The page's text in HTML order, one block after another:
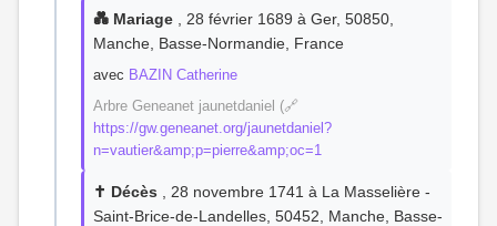
💑 Mariage , 28 février 1689 à Ger, 50850,
Manche, Basse-Normandie, France
avec BAZIN Catherine
Arbre Geneanet jaunetdaniel (🔗
https://gw.geneanet.org/jaunetdaniel?
n=vautier&amp;p=pierre&amp;oc=1
✝️ Décès , 28 novembre 1741 à La Masselière -
Saint-Brice-de-Landelles, 50452, Manche, Basse-